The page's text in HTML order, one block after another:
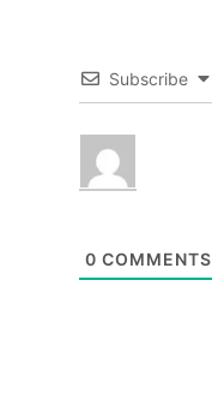
Subscribe
0 COMMENTS